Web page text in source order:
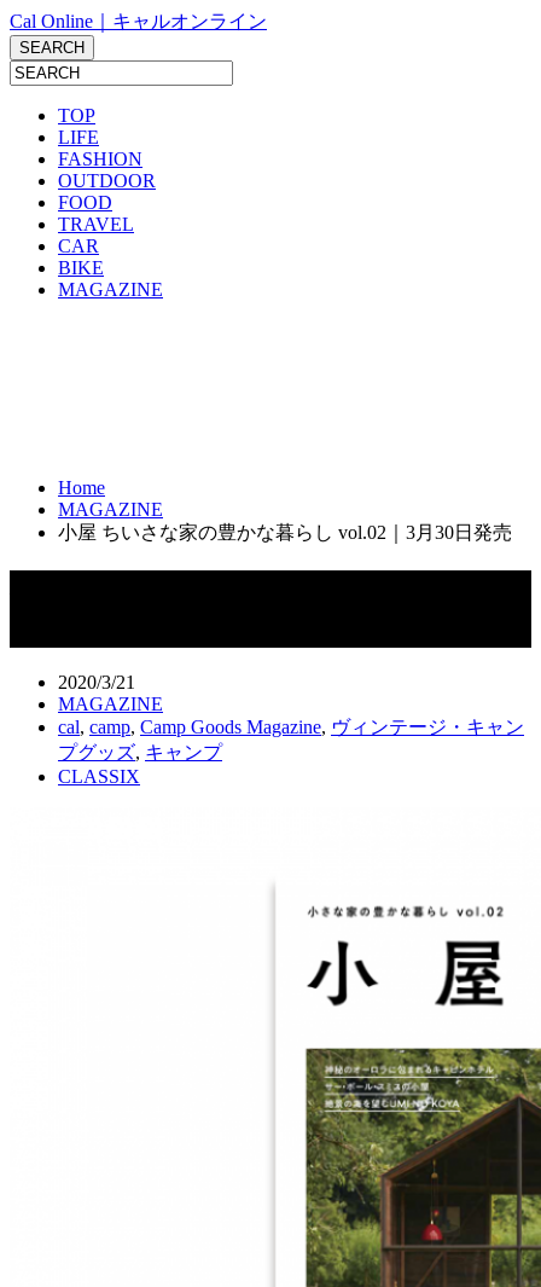
Cal Online｜キャルオンライン
TOP
LIFE
FASHION
OUTDOOR
FOOD
TRAVEL
CAR
BIKE
MAGAZINE
Home
MAGAZINE
小屋 ちいさな家の豊かな暮らし vol.02｜3月30日発売
2020/3/21
MAGAZINE
cal, camp, Camp Goods Magazine, ヴィンテージ・キャン
プグッズ, キャンプ
CLASSIX